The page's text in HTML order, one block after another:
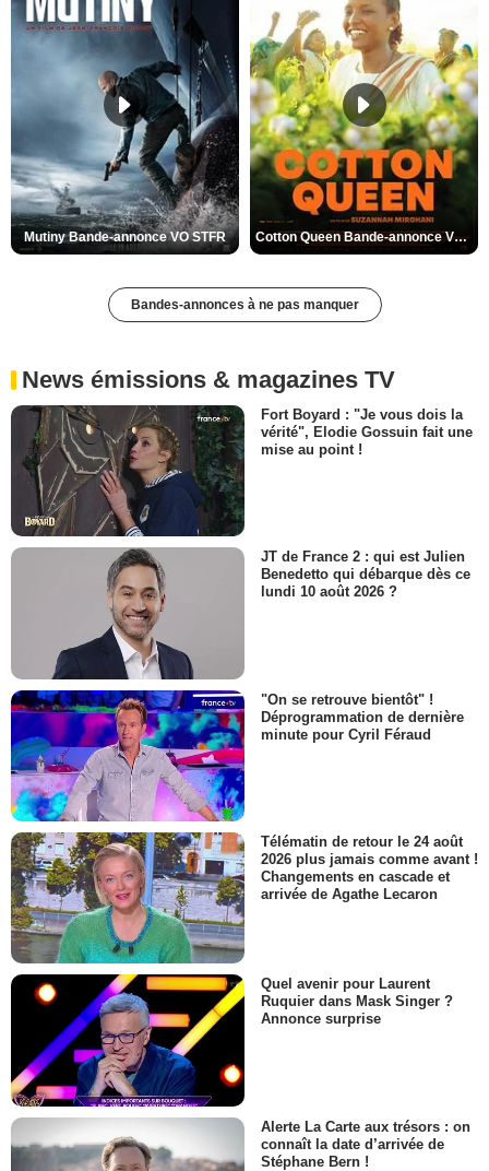
Mutiny Bande-annonce VO STFR Cotton Queen Bande-annonce VO STFR
Bandes-annonces à ne pas manquer
News émissions & magazines TV
Fort Boyard : "Je vous dois la
vérité", Elodie Gossuin fait une
mise au point !
JT de France 2 : qui est Julien
Benedetto qui débarque dès ce
lundi 10 août 2026 ?
"On se retrouve bientôt" !
Déprogrammation de dernière
minute pour Cyril Féraud
Télématin de retour le 24 août
2026 plus jamais comme avant !
Changements en cascade et
arrivée de Agathe Lecaron
Quel avenir pour Laurent
Ruquier dans Mask Singer ?
Annonce surprise
Alerte La Carte aux trésors : on
connaît la date d’arrivée de
Stéphane Bern !